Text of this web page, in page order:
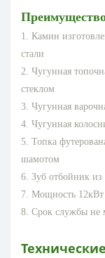
1. Камин
стали
2. Чугунная
стеклом
3. Чугунная
4. Чугунная
5. Топка
шамотом
6. Зуб отбойник
7. Мощность 12кВт
8. Срок службы не